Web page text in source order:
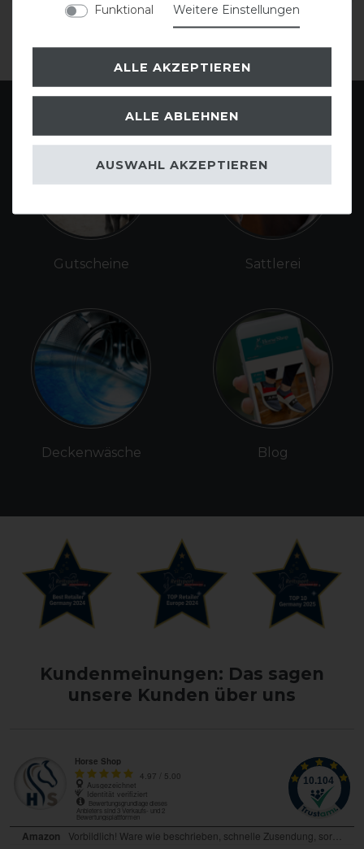
Gutscheine
Deckenwäsche
Sattlerei
Blog
Kundenmeinungen: Das sagen
unsere Kunden über uns
Funktional Weitere Einstellungen
ALLE AKZEPTIEREN
ALLE ABLEHNEN
AUSWAHL AKZEPTIEREN